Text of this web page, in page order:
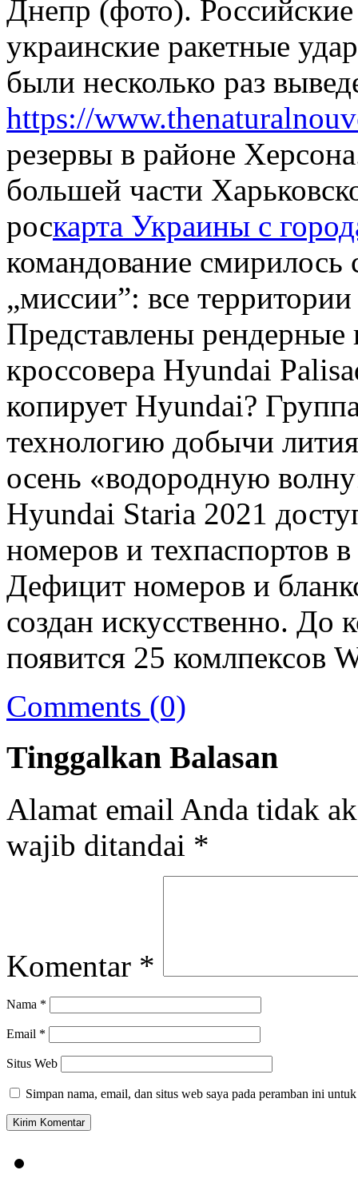
Днепр (фото).
украинские ракетные
были несколько раз
https://
резервы в районе
большей части
роскарта Украины с
командование смирилось
„миссии”: все
Представлены рендерные
кроссовера Hyundai
копирует Hyundai?
технологию добычи
осень «водородную
Hyundai Staria 2021
номеров и техпаспортов
Дефицит номеров и
создан искусственно. До
появится 25 комлпексов
Comments (0)
Tinggalkan Balasan
Alamat email Anda tidak
wajib ditandai *
Komentar *
Nama *
Email *
Situs Web
Simpan nama, email, dan situs web saya pada peramban ini